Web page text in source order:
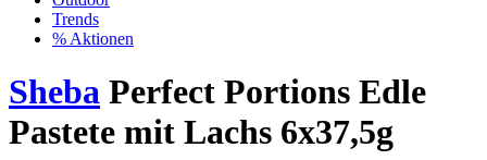
Trends
% Aktionen
Sheba Perfect Portions Edle
Pastete mit Lachs 6x37,5g